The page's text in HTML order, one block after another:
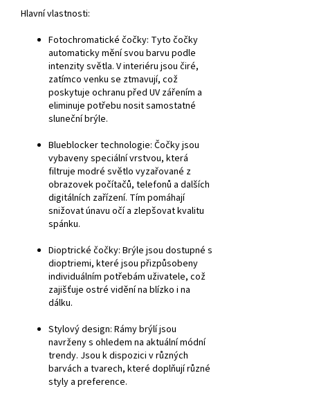
Hlavní vlastnosti:
Fotochromatické čočky: Tyto čočky
automaticky mění svou barvu podle
intenzity světla. V interiéru jsou čiré,
zatímco venku se ztmavují, což
poskytuje ochranu před UV zářením a
eliminuje potřebu nosit samostatné
sluneční brýle.
Blueblocker technologie: Čočky jsou
vybaveny speciální vrstvou, která
filtruje modré světlo vyzařované z
obrazovek počítačů, telefonů a dalších
digitálních zařízení. Tím pomáhají
snižovat únavu očí a zlepšovat kvalitu
spánku.
Dioptrické čočky: Brýle jsou dostupné s
dioptriemi, které jsou přizpůsobeny
individuálním potřebám uživatele, což
zajišťuje ostré vidění na blízko i na
dálku.
Stylový design: Rámy brýlí jsou
navrženy s ohledem na aktuální módní
trendy. Jsou k dispozici v různých
barvách a tvarech, které doplňují různé
styly a preference.